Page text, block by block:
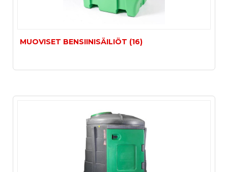
MUOVISET BENSIINISÄILIÖT (16)